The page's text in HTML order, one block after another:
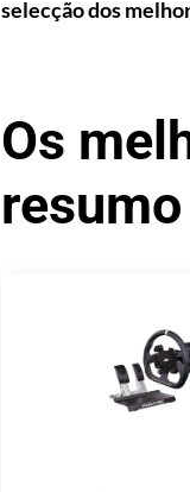
selecção dos
Os
resumo